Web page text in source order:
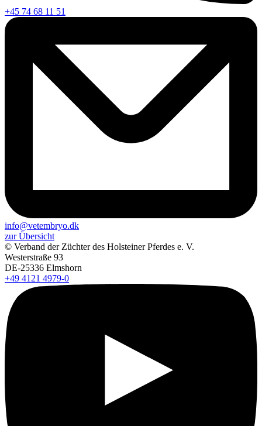
+45 74 68 11 51
info@vetembryo.dk
zur Übersicht
© Verband der Züchter des Holsteiner Pferdes e. V.
Westerstraße 93
DE-25336 Elmshorn
+49 4121 4979-0